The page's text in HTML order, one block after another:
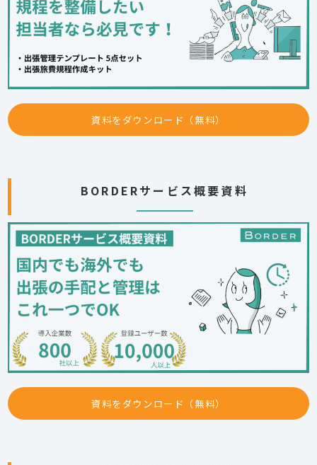
資料をダウンロード（無料）
BORDERサービス概要資料
資料をダウンロード（無料）